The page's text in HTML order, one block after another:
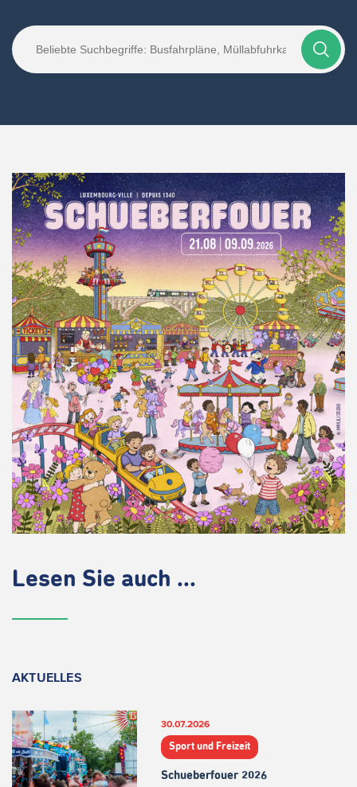
Lesen Sie auch ...
AKTUELLES
30.07.2026
Sport und Freizeit
Schueberfouer 2026